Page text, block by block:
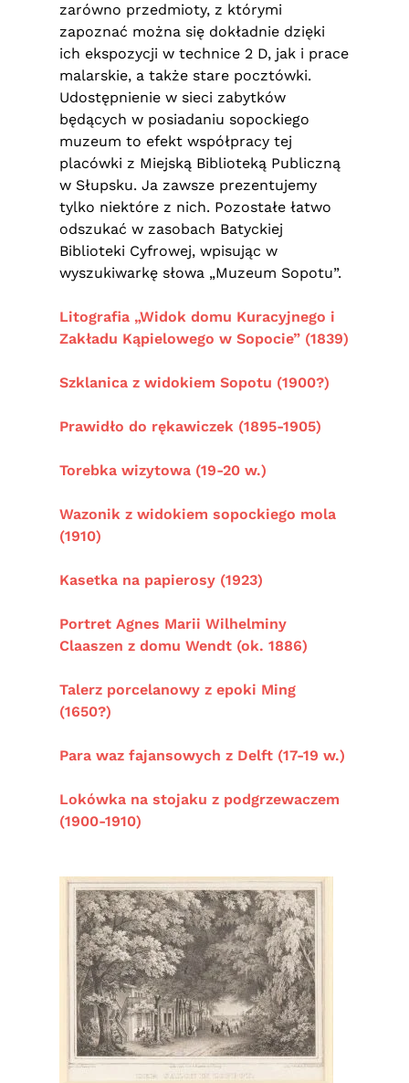
zarówno przedmioty, z którymi
zapoznać można się dokładnie dzięki
ich ekspozycji w technice 2 D, jak i prace
malarskie, a także stare pocztówki.
Udostępnienie w sieci zabytków
będących w posiadaniu sopockiego
muzeum to efekt współpracy tej
placówki z Miejską Biblioteką Publiczną
w Słupsku. Ja zawsze prezentujemy
tylko niektóre z nich. Pozostałe łatwo
odszukać w zasobach Batyckiej
Biblioteki Cyfrowej, wpisując w
wyszukiwarkę słowa „Muzeum Sopotu”.
Litografia „Widok domu Kuracyjnego i
Zakładu Kąpielowego w Sopocie” (1839)
Szklanica z widokiem Sopotu (1900?)
Prawidło do rękawiczek (1895-1905)
Torebka wizytowa (19-20 w.)
Wazonik z widokiem sopockiego mola
(1910)
Kasetka na papierosy (1923)
Portret Agnes Marii Wilhelminy
Claaszen z domu Wendt (ok. 1886)
Talerz porcelanowy z epoki Ming
(1650?)
Para waz fajansowych z Delft (17-19 w.)
Lokówka na stojaku z podgrzewaczem
(1900-1910)